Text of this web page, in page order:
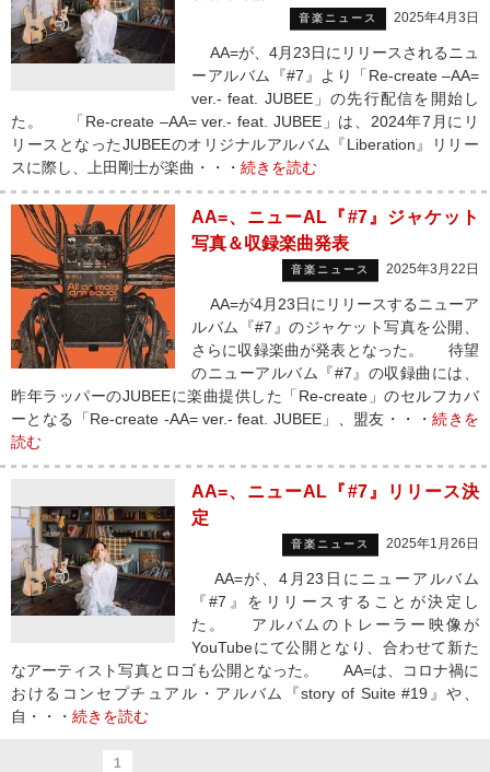
音楽ニュース 2025年4月3日
AA=が、4月23日にリリースされるニュ
ーアルバム『#7』より「Re-create –AA=
ver.- feat. JUBEE」の先行配信を開始し
た。 「Re-create –AA= ver.- feat. JUBEE」は、2024年7月にリ
リースとなったJUBEEのオリジナルアルバム『Liberation』リリー
スに際し、上田剛士が楽曲・・・ 続きを読む
AA=、ニューAL『#7』ジャケット
写真＆収録楽曲発表
音楽ニュース 2025年3月22日
AA=が4月23日にリリースするニューア
ルバム『#7』のジャケット写真を公開、
さらに収録楽曲が発表となった。 待望
のニューアルバム『#7』の収録曲には、
昨年ラッパーのJUBEEに楽曲提供した「Re-create」のセルフカバ
ーとなる「Re-create -AA= ver.- feat. JUBEE」、盟友・・・続きを
読む
AA=、ニューAL『#7』リリース決
定
音楽ニュース 2025年1月26日
AA=が、4月23日にニューアルバム
『#7』をリリースすることが決定し
た。 アルバムのトレーラー映像が
YouTubeにて公開となり、合わせて新た
なアーティスト写真とロゴも公開となった。 AA=は、コロナ禍に
おけるコンセプチュアル・アルバム『story of Suite #19』や、
自・・・ 続きを読む
1